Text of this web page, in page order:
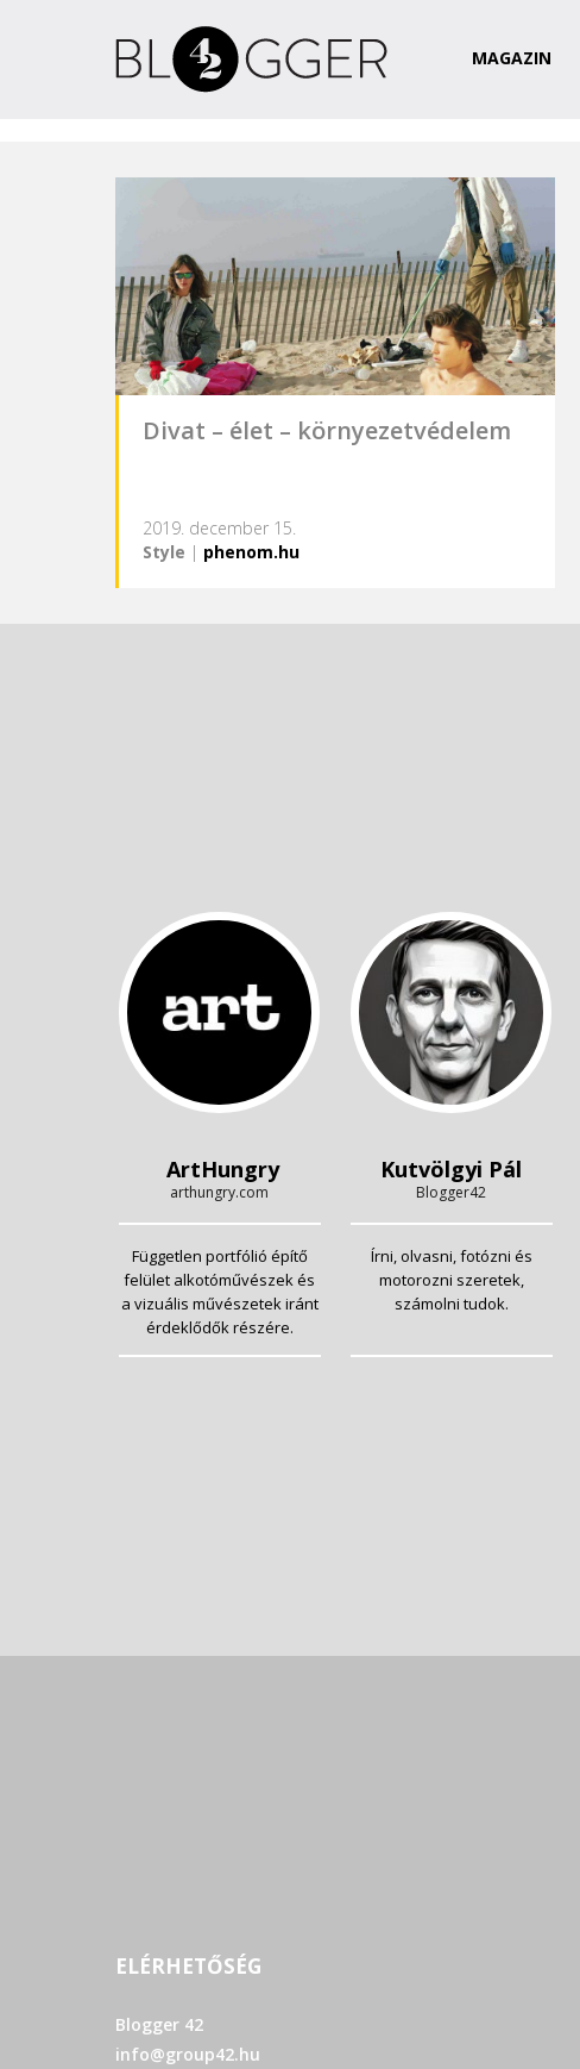
MAGAZIN
Divat – élet – környezetvédelem
2019. december 15.
Style | phenom.hu
ArtHungry
arthungry.com
Független portfólió építő
felület alkotóművészek és
a vizuális művészetek iránt
érdeklődők részére.
Kutvölgyi Pál
Blogger42
Írni, olvasni, fotózni és
motorozni szeretek,
számolni tudok.
ELÉRHETŐSÉG
Blogger 42
info@group42.hu